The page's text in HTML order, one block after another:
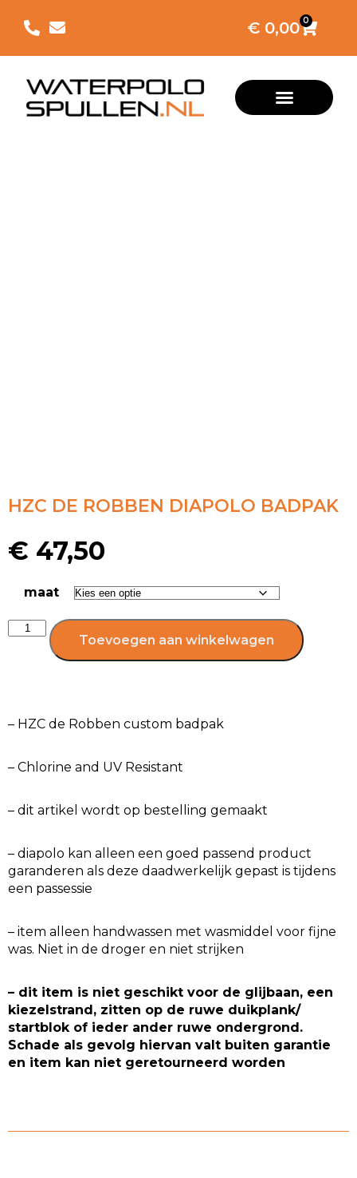
€ 0,00 0
HZC DE ROBBEN DIAPOLO BADPAK
€ 47,50
maat
Toevoegen aan winkelwagen
– HZC de Robben custom badpak
– Chlorine and UV Resistant
– dit artikel wordt op bestelling gemaakt
– diapolo kan alleen een goed passend product
garanderen als deze daadwerkelijk gepast is tijdens
een passessie
– item alleen handwassen met wasmiddel voor fijne
was. Niet in de droger en niet strijken
– dit item is niet geschikt voor de glijbaan, een
kiezelstrand, zitten op de ruwe duikplank/
startblok of ieder ander ruwe ondergrond.
Schade als gevolg hiervan valt buiten garantie
en item kan niet geretourneerd worden